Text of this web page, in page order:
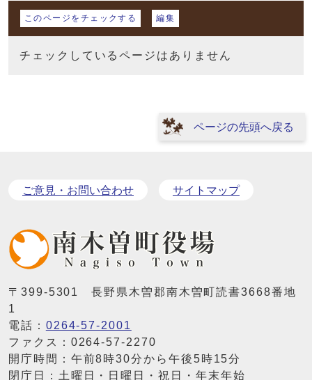
マイページ
このページをチェックする 編集
チェックしているページはありません
ページの先頭へ戻る
ご意見・お問い合わせ サイトマップ
〒399-5301 長野県木曽郡南木曽町読書3668番地
1
電話： 0264-57-2001
ファクス：0264-57-2270
開庁時間：午前8時30分から午後5時15分
閉庁日：土曜日・日曜日・祝日・年末年始